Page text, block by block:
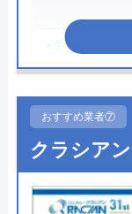
水PROの
運営会社
創業・設立
所在地
●キャンペーン
●駆けつけ時間
●定休日
●出張見積もり
おすすめ業者⑦
クラシアン